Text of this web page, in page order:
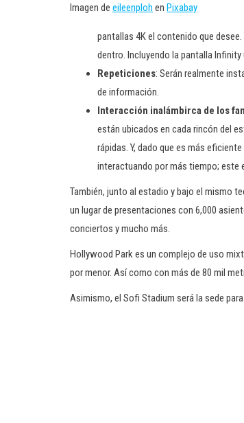
Imagen de eileenploh en Pixabay
pantallas 4K el contenido que
dentro. Incluyendo la pantalla
Repeticiones: Serán realmente
de información.
Interacción inalámbirca de los
están ubicados en cada rincón del
rápidas. Y, dado que es más
interactuando por más tiempo; este
También, junto al estadio y bajo el mismo
un lugar de presentaciones con 6,000
conciertos y mucho más.
Hollywood Park es un complejo de uso
por menor. Así como con más de 80 mil
Asimismo, el Sofi Stadium será la sede